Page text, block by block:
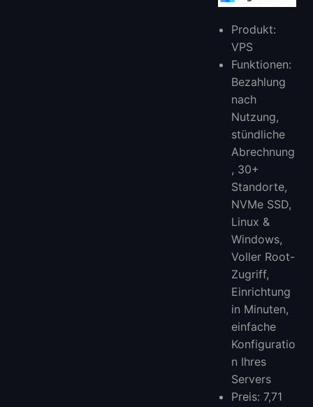
Produkt:
VPS
Funktionen:
Bezahlung
nach
Nutzung,
stündliche
Abrechnung
, 30+
Standorte,
NVMe SSD,
Linux &
Windows,
Voller Root-
Zugriff,
Einrichtung
in Minuten,
einfache
Konfiguratio
n Ihres
Servers
Preis: 7,71